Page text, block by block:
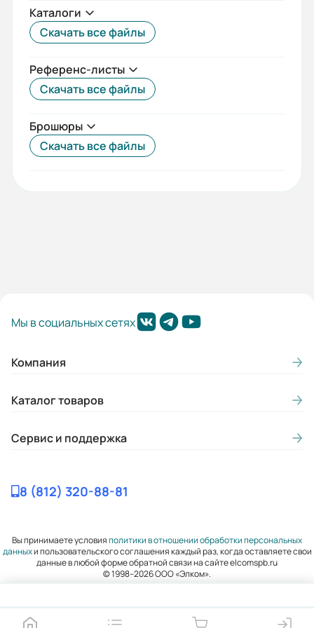
Температурный диапазон:
от -20°C до +60°C
Вес (кг):
0.3
Габариты (ШхВхГ, м):
0.054x0.098x0.11
Каталоги
Скачать все файлы
Референс-листы
Скачать все файлы
Брошюры
Скачать все файлы
Мы в социальных сетях
Компания
Каталог товаров
Сервис и поддержка
8 (812) 320-88-81
Вы принимаете условияполитики в отношении обработки персональных
данныхи пользовательского соглашения каждый раз, когда оставляете свои
данные в любой форме обратной связи на сайте elcomspb.ru
© 1998–2026 ООО «Элком».